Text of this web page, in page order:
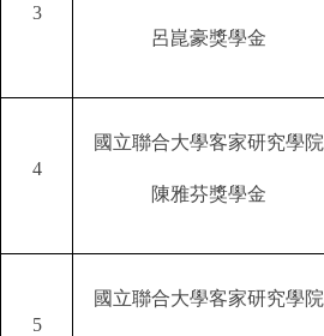
3
呂崑豪獎學金
4
國立聯合大學客家研究學院
陳雅芬獎學金
5
國立聯合大學客家研究學院